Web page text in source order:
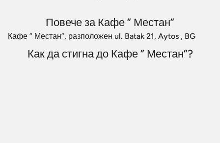
Повече за Кафе ” Местан”
Кафе ” Местан”, разположен ul. Batak 21, Aytos , BG
Как да стигна до Кафе ” Местан”?